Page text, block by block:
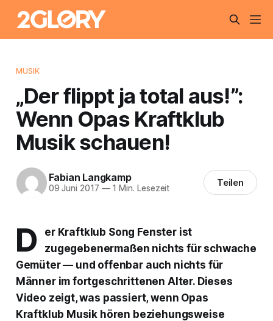
MUSIK
„Der flippt ja total aus!”:
Wenn Opas Kraftklub
Musik schauen!
Fabian Langkamp
09 Juni 2017 —1 Min. Lesezeit Teilen
D er Kraftklub Song Fensterist
zugegebenermaßen nichts für schwache
Gemüter — und offenbar auch nichts für
Männer im fortgeschrittenen Alter. Dieses
Video zeigt, was passiert, wenn Opas
Kraftklub Musik hören beziehungsweise